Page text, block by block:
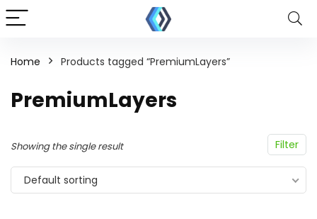
Home Products tagged “PremiumLayers”
PremiumLayers
Filter
Showing the single result
Default sorting